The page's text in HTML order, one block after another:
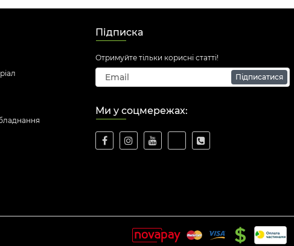
Підписка
Отримуйте тільки корисні статті!
Підписатися
Ми у соцмережах: